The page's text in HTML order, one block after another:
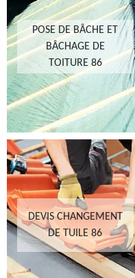
POSE DE BÂCHE ET
BÂCHAGE DE
TOITURE 86
DEVIS CHANGEMENT
DE TUILE 86